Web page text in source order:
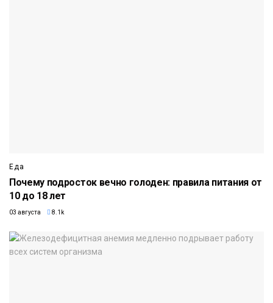
Еда
Почему подросток вечно голоден: правила питания от
10 до 18 лет
03 августа 8.1k